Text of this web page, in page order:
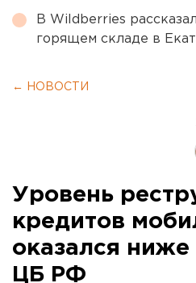
В Wildberries
горящем складе в
← НОВОСТИ
Уровень
кредитов
оказался
ЦБ РФ